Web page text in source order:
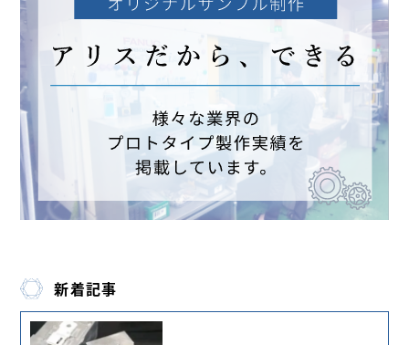
新着記事